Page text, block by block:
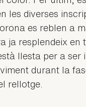
les diverses
es reblen a
ja resplendeix en
llesta per a ser
durant la
rellotge.